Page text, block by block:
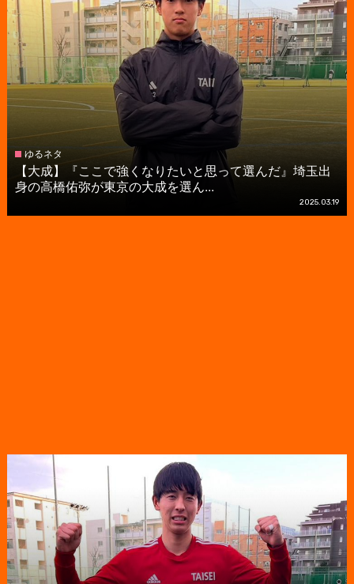
ゆるネタ
【大成】『ここで強くなりたいと思って選んだ』埼玉出
身の高橋佑弥が東京の大成を選ん...
2025.03.19